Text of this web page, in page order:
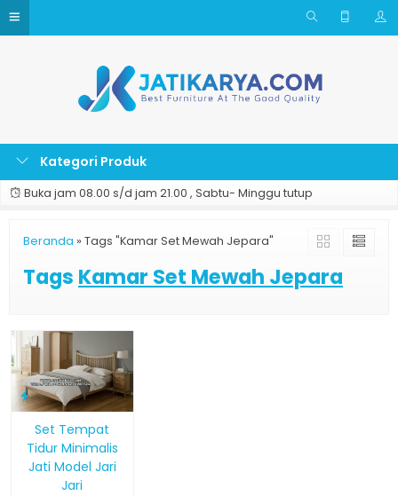
Kategori Produk
Buka jam 08.00 s/d jam 21.00 , Sabtu- Minggu tutup
Beranda » Tags "Kamar Set Mewah Jepara"
Tags Kamar Set Mewah Jepara
Set Tempat
Tidur Minimalis
Jati Model Jari
Jari